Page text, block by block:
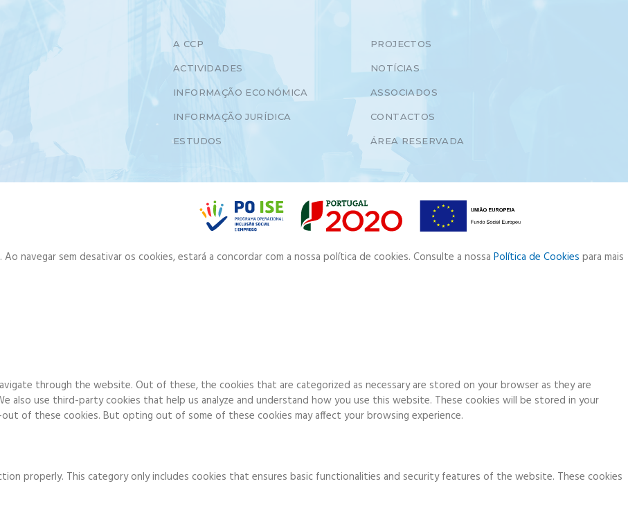
A CCP
ACTIVIDADES
INFORMAÇÃO ECONÓMICA
INFORMAÇÃO JURÍDICA
ESTUDOS
PROJECTOS
NOTÍCIAS
ASSOCIADOS
CONTACTOS
ÁREA RESERVADA
navegar sem desativar os cookies, estará a concordar com a nossa política de cookies. Consulte a nossa Política de Cookies para mais
through the website. Out of these, the cookies that are categorized as necessary are stored on your browser as they are
use third-party cookies that help us analyze and understand how you use this website. These cookies will be stored in your
of these cookies. But opting out of some of these cookies may affect your browsing experience.
properly. This category only includes cookies that ensures basic functionalities and security features of the website. These cookies